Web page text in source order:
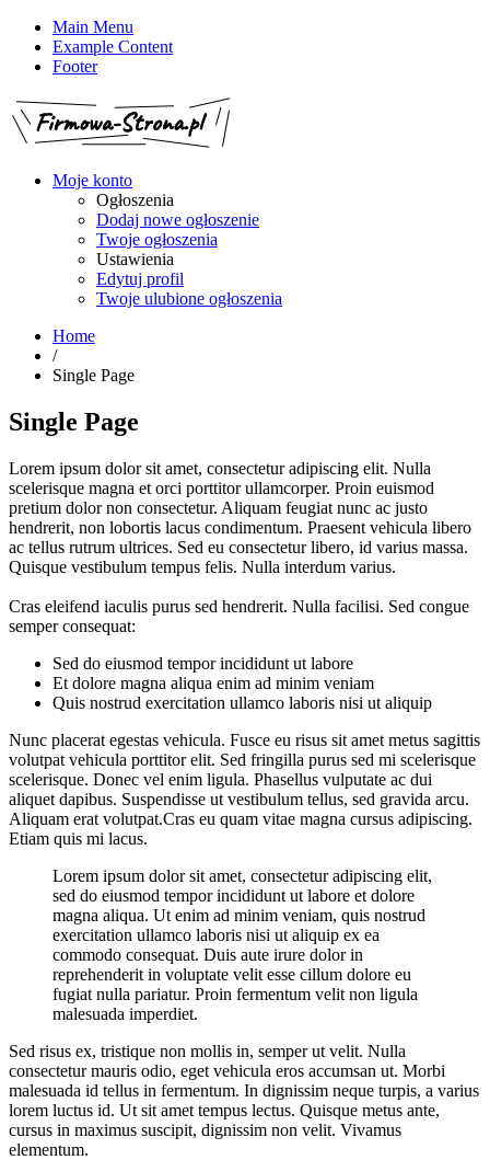
Main Menu
Example Content
Footer
Moje konto
Ogłoszenia
Dodaj nowe ogłoszenie
Twoje ogłoszenia
Ustawienia
Edytuj profil
Twoje ulubione ogłoszenia
Home
/
Single Page
Single Page
Lorem ipsum dolor sit amet, consectetur adipiscing elit. Nulla
scelerisque magna et orci porttitor ullamcorper. Proin euismod
pretium dolor non consectetur. Aliquam feugiat nunc ac justo
hendrerit, non lobortis lacus condimentum. Praesent vehicula libero
ac tellus rutrum ultrices. Sed eu consectetur libero, id varius massa.
Quisque vestibulum tempus felis. Nulla interdum varius.
Cras eleifend iaculis purus sed hendrerit. Nulla facilisi. Sed congue
semper consequat:
Sed do eiusmod tempor incididunt ut labore
Et dolore magna aliqua enim ad minim veniam
Quis nostrud exercitation ullamco laboris nisi ut aliquip
Nunc placerat egestas vehicula. Fusce eu risus sit amet metus sagittis
volutpat vehicula porttitor elit. Sed fringilla purus sed mi scelerisque
scelerisque. Donec vel enim ligula. Phasellus vulputate ac dui
aliquet dapibus. Suspendisse ut vestibulum tellus, sed gravida arcu.
Aliquam erat volutpat.Cras eu quam vitae magna cursus adipiscing.
Etiam quis mi lacus.
Lorem ipsum dolor sit amet, consectetur adipiscing elit,
sed do eiusmod tempor incididunt ut labore et dolore
magna aliqua. Ut enim ad minim veniam, quis nostrud
exercitation ullamco laboris nisi ut aliquip ex ea
commodo consequat. Duis aute irure dolor in
reprehenderit in voluptate velit esse cillum dolore eu
fugiat nulla pariatur. Proin fermentum velit non ligula
malesuada imperdiet.
Sed risus ex, tristique non mollis in, semper ut velit. Nulla
consectetur mauris odio, eget vehicula eros accumsan ut. Morbi
malesuada id tellus in fermentum. In dignissim neque turpis, a varius
lorem luctus id. Ut sit amet tempus lectus. Quisque metus ante,
cursus in maximus suscipit, dignissim non velit. Vivamus
elementum.